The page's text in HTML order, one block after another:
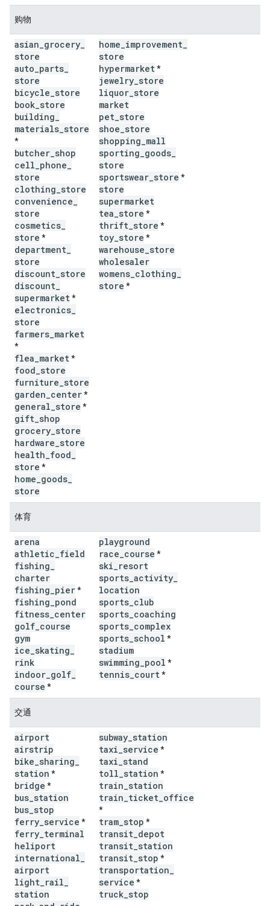
购物
asian grocery
store
auto parts
store
bicycle store
book store
building
materials store
*
butcher shop
cell phone
store
clothing store
convenience
store
cosmetics
store *
department
store
discount store
discount
supermarket*
electronics
store
farmers market
*
flea market*
food store
furniture store
garden center*
general store *
gift shop
grocery store
hardware store
health food
store *
home goods
store
home improvement
store
hypermarket*
jewelry store
liquor store
market
pet store
shoe store
shopping mall
sporting goods
store
sportswear store *
store
supermarket
tea store *
thrift store *
toy store *
warehouse store
wholesaler
womens clothing
store *
体育
arena
athletic field
fishing
charter
fishing pier*
fishing pond
fitness center
golf course
gym
ice skating
rink
indoor golf
course *
playground
race course *
ski resort
sports activity
location
sports club
sports coaching
sports complex
sports school *
stadium
swimming pool *
tennis court*
交通
airport
airstrip
bike sharing
station *
bridge *
bus station
bus stop
ferry service *
ferry terminal
heliport
international
airport
light rail
station
subway station
taxi service *
taxi stand
toll station *
train station
train ticket office
*
tram stop *
transit depot
transit station
transit stop *
transportation
service *
truck stop